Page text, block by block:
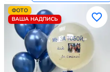
ФОТО
ВАША НАДПИСЬ